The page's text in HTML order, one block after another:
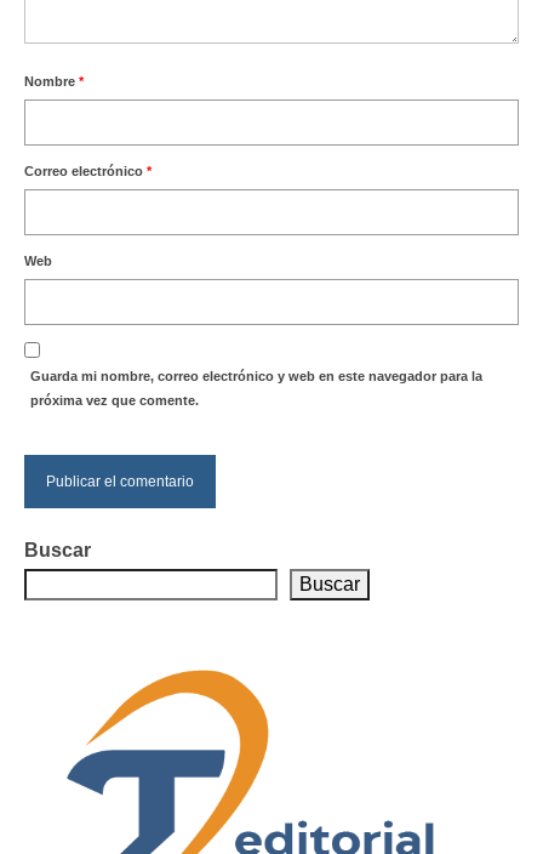
Nombre *
Correo electrónico *
Web
Guarda mi nombre, correo electrónico y web en este navegador para la
próxima vez que comente.
Buscar
Buscar